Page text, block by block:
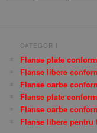
CATEGORII
Flanse plate
Flanse libere
Flanse oarbe
Flanse plate
Flanse oarbe
Flanse libere pentru